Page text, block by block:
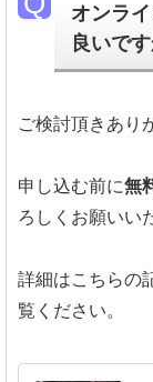
オンラ
良いで
ご検討頂きあり
申し込む前に無
ろしくお願いい
詳細はこちらの
覧ください。